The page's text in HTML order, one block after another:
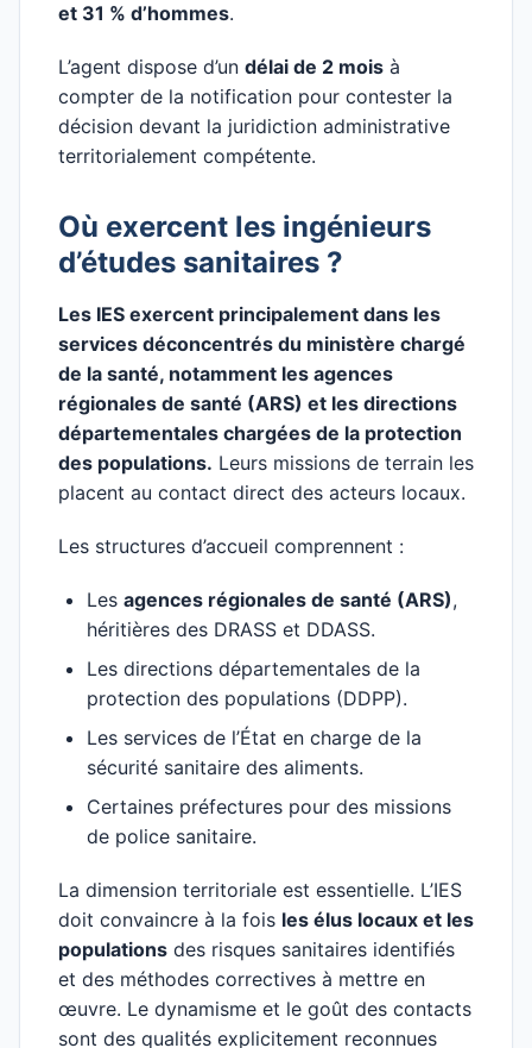
et 31 % d’hommes.
L’agent dispose d’un délai de 2 mois à
compter de la notification pour contester la
décision devant la juridiction administrative
territorialement compétente.
Où exercent les ingénieurs
d’études sanitaires ?
Les IES exercent principalement dans les
services déconcentrés du ministère chargé
de la santé, notamment les agences
régionales de santé (ARS) et les directions
départementales chargées de la protection
des populations. Leurs missions de terrain les
placent au contact direct des acteurs locaux.
Les structures d’accueil comprennent :
Les agences régionales de santé (ARS),
héritières des DRASS et DDASS.
Les directions départementales de la
protection des populations (DDPP).
Les services de l’État en charge de la
sécurité sanitaire des aliments.
Certaines préfectures pour des missions
de police sanitaire.
La dimension territoriale est essentielle. L’IES
doit convaincre à la fois les élus locaux et les
populations des risques sanitaires identifiés
et des méthodes correctives à mettre en
œuvre. Le dynamisme et le goût des contacts
sont des qualités explicitement reconnues